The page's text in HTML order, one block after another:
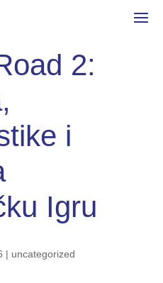
2:
i
Igru
| uncategorized